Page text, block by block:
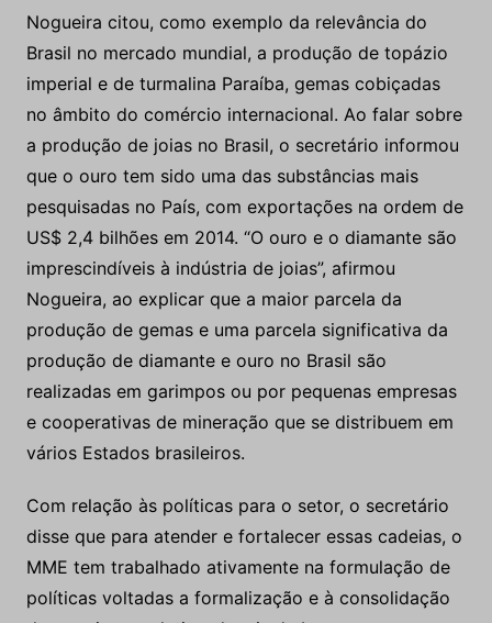
Nogueira citou, como exemplo da relevância do
Brasil no mercado mundial, a produção de topázio
imperial e de turmalina Paraíba, gemas cobiçadas
no âmbito do comércio internacional. Ao falar sobre
a produção de joias no Brasil, o secretário informou
que o ouro tem sido uma das substâncias mais
pesquisadas no País, com exportações na ordem de
US$ 2,4 bilhões em 2014. “O ouro e o diamante são
imprescindíveis à indústria de joias”, afirmou
Nogueira, ao explicar que a maior parcela da
produção de gemas e uma parcela significativa da
produção de diamante e ouro no Brasil são
realizadas em garimpos ou por pequenas empresas
e cooperativas de mineração que se distribuem em
vários Estados brasileiros.
Com relação às políticas para o setor, o secretário
disse que para atender e fortalecer essas cadeias, o
MME tem trabalhado ativamente na formulação de
políticas voltadas a formalização e à consolidação